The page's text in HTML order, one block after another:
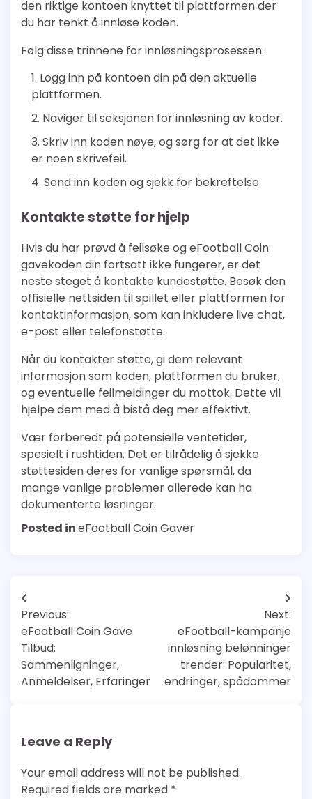
den riktige kontoen knyttet til plattformen der
du har tenkt å innløse koden.
Følg disse trinnene for innløsningsprosessen:
Logg inn på kontoen din på den aktuelle
plattformen.
Naviger til seksjonen for innløsning av koder.
Skriv inn koden nøye, og sørg for at det ikke
er noen skrivefeil.
Send inn koden og sjekk for bekreftelse.
Kontakte støtte for hjelp
Hvis du har prøvd å feilsøke og eFootball Coin
gavekoden din fortsatt ikke fungerer, er det
neste steget å kontakte kundestøtte. Besøk den
offisielle nettsiden til spillet eller plattformen for
kontaktinformasjon, som kan inkludere live chat,
e-post eller telefonstøtte.
Når du kontakter støtte, gi dem relevant
informasjon som koden, plattformen du bruker,
og eventuelle feilmeldinger du mottok. Dette vil
hjelpe dem med å bistå deg mer effektivt.
Vær forberedt på potensielle ventetider,
spesielt i rushtiden. Det er tilrådelig å sjekke
støttesiden deres for vanlige spørsmål, da
mange vanlige problemer allerede kan ha
dokumenterte løsninger.
Posted ineFootball Coin Gaver
Post
navigation
Previous:
eFootball Coin Gave
Tilbud:
Sammenligninger,
Anmeldelser, Erfaringer
Next:
eFootball-kampanje
innløsning belønninger
trender: Popularitet,
endringer, spådommer
Leave a Reply
Your email address will not be published.
Required fields are marked *